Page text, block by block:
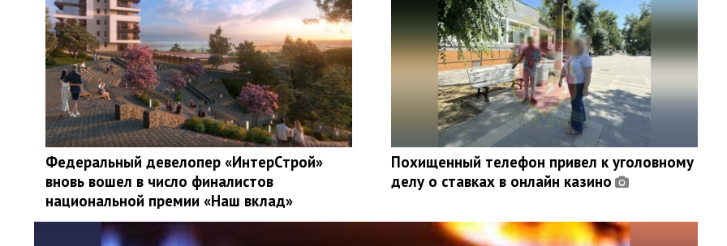
Федеральный девелопер «ИнтерСтрой»
вновь вошел в число финалистов
национальной премии «Наш вклад»
Похищенный телефон привел к уголовному
делу о ставках в онлайн казино